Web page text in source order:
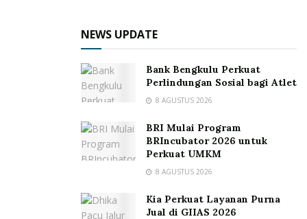
NEWS UPDATE
Bank Bengkulu Perkuat
Perlindungan Sosial bagi Atlet
8 AGUSTUS 2026
BRI Mulai Program
BRIncubator 2026 untuk
Perkuat UMKM
8 AGUSTUS 2026
Kia Perkuat Layanan Purna
Jual di GIIAS 2026